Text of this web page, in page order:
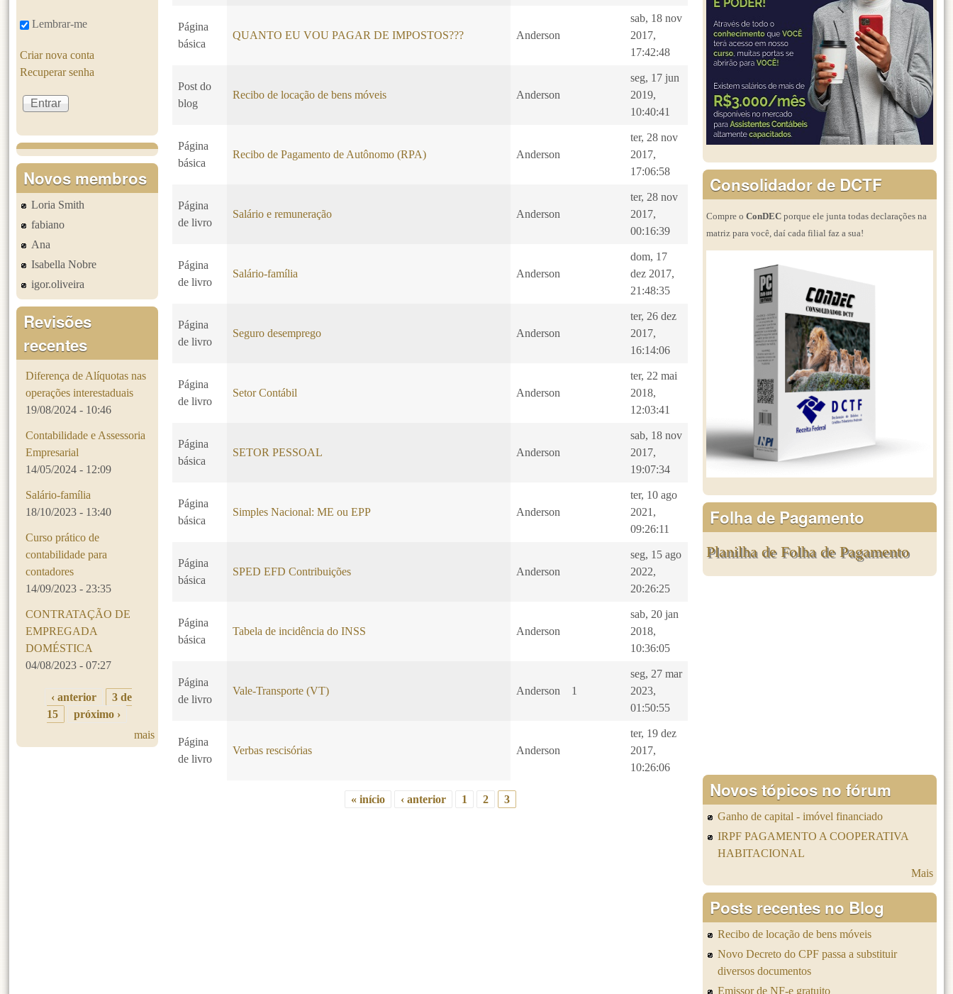
Página
básica
QUANTO EU VOU PAGAR DE IMPOSTOS??? Anderson
sab, 18 nov
2017,
17:42:48
Post do
blog
Recibo de locação de bens móveis Anderson
seg, 17 jun
2019,
10:40:41
Página
básica
Recibo de Pagamento de Autônomo (RPA) Anderson
ter, 28 nov
2017,
17:06:58
Página
de livro
Salário e remuneração Anderson
ter, 28 nov
2017,
00:16:39
Página
de livro
Salário-família Anderson
dom, 17
dez 2017,
21:48:35
Página
de livro
Seguro desemprego Anderson
ter, 26 dez
2017,
16:14:06
Página
de livro
Setor Contábil Anderson
ter, 22 mai
2018,
12:03:41
Página
básica
SETOR PESSOAL Anderson
sab, 18 nov
2017,
19:07:34
Página
básica
Simples Nacional: ME ou EPP Anderson
ter, 10 ago
2021,
09:26:11
Página
básica
SPED EFD Contribuições Anderson
seg, 15 ago
2022,
20:26:25
Página
básica
Tabela de incidência do INSS Anderson
sab, 20 jan
2018,
10:36:05
Página
de livro
Vale-Transporte (VT) Anderson 1
seg, 27 mar
2023,
01:50:55
Página
de livro
Verbas rescisórias Anderson
ter, 19 dez
2017,
10:26:06
« início ‹ anterior 1 2 3
Lembrar-me
Criar nova conta
Recuperar senha
Novos membros
Loria Smith
fabiano
Ana
Isabella Nobre
igor.oliveira
Revisões
recentes
Diferença de Alíquotas nas
operações interestaduais
19/08/2024 - 10:46
Contabilidade e Assessoria
Empresarial
14/05/2024 - 12:09
Salário-família
18/10/2023 - 13:40
Curso prático de
contabilidade para
contadores
14/09/2023 - 23:35
CONTRATAÇÃO DE
EMPREGADA
DOMÉSTICA
04/08/2023 - 07:27
‹ anterior
3 de
15
próximo ›
mais
Consolidador de DCTF
Compre o ConDEC porque ele junta todas declarações na
matriz para você, daí cada filial faz a sua!
Folha de Pagamento
Planilha de Folha de Pagamento
Novos tópicos no fórum
Ganho de capital - imóvel financiado
IRPF PAGAMENTO A COOPERATIVA
HABITACIONAL
Mais
Posts recentes no Blog
Recibo de locação de bens móveis
Novo Decreto do CPF passa a substituir
diversos documentos
Emissor de NF-e gratuito